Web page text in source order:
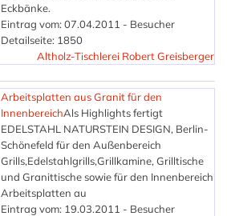
Eckbänke.
Eintrag vom: 07.04.2011 - Besucher
Detailseite: 1850
Altholz-Tischlerei Robert Greisberger
Arbeitsplatten aus Granit für den
InnenbereichAls Highlights fertigt
EDELSTAHL NATURSTEIN DESIGN, Berlin-
Schönefeld für den Außenbereich
Grills,Edelstahlgrills,Grillkamine, Grilltische
und Granittische sowie für den Innenbereich
Arbeitsplatten au
Eintrag vom: 19.03.2011 - Besucher